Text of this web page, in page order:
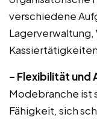
verschiedene
– Flexibilität und
Modebranche ist
Fähigkeit, sich